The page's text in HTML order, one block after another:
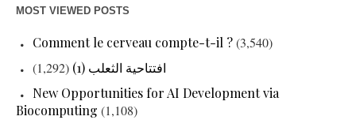
MOST VIEWED POSTS
Comment le cerveau compte-t-il ?(3,540)
افتتاحية الثعلب (1)
(1,292)
New Opportunities for AI Development via
Biocomputing (1,108)